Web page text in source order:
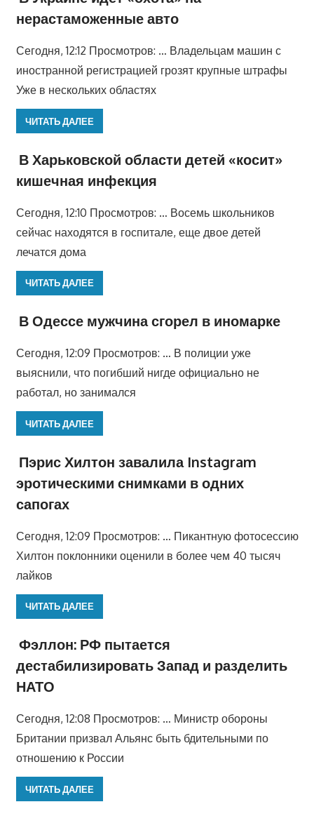
нерастаможенные авто
Сегодня, 12:12 Просмотров: … Владельцам машин с
иностранной регистрацией грозят крупные штрафы
Уже в нескольких областях
ЧИТАТЬ ДАЛЕЕ
В Харьковской области детей «косит»
кишечная инфекция
Сегодня, 12:10 Просмотров: … Восемь школьников
сейчас находятся в госпитале, еще двое детей
лечатся дома
ЧИТАТЬ ДАЛЕЕ
В Одессе мужчина сгорел в иномарке
Сегодня, 12:09 Просмотров: … В полиции уже
выяснили, что погибший нигде официально не
работал, но занимался
ЧИТАТЬ ДАЛЕЕ
Пэрис Хилтон завалила Instagram
эротическими снимками в одних
сапогах
Сегодня, 12:09 Просмотров: … Пикантную фотосессию
Хилтон поклонники оценили в более чем 40 тысяч
лайков
ЧИТАТЬ ДАЛЕЕ
Фэллон: РФ пытается
дестабилизировать Запад и разделить
НАТО
Сегодня, 12:08 Просмотров: … Министр обороны
Британии призвал Альянс быть бдительными по
отношению к России
ЧИТАТЬ ДАЛЕЕ